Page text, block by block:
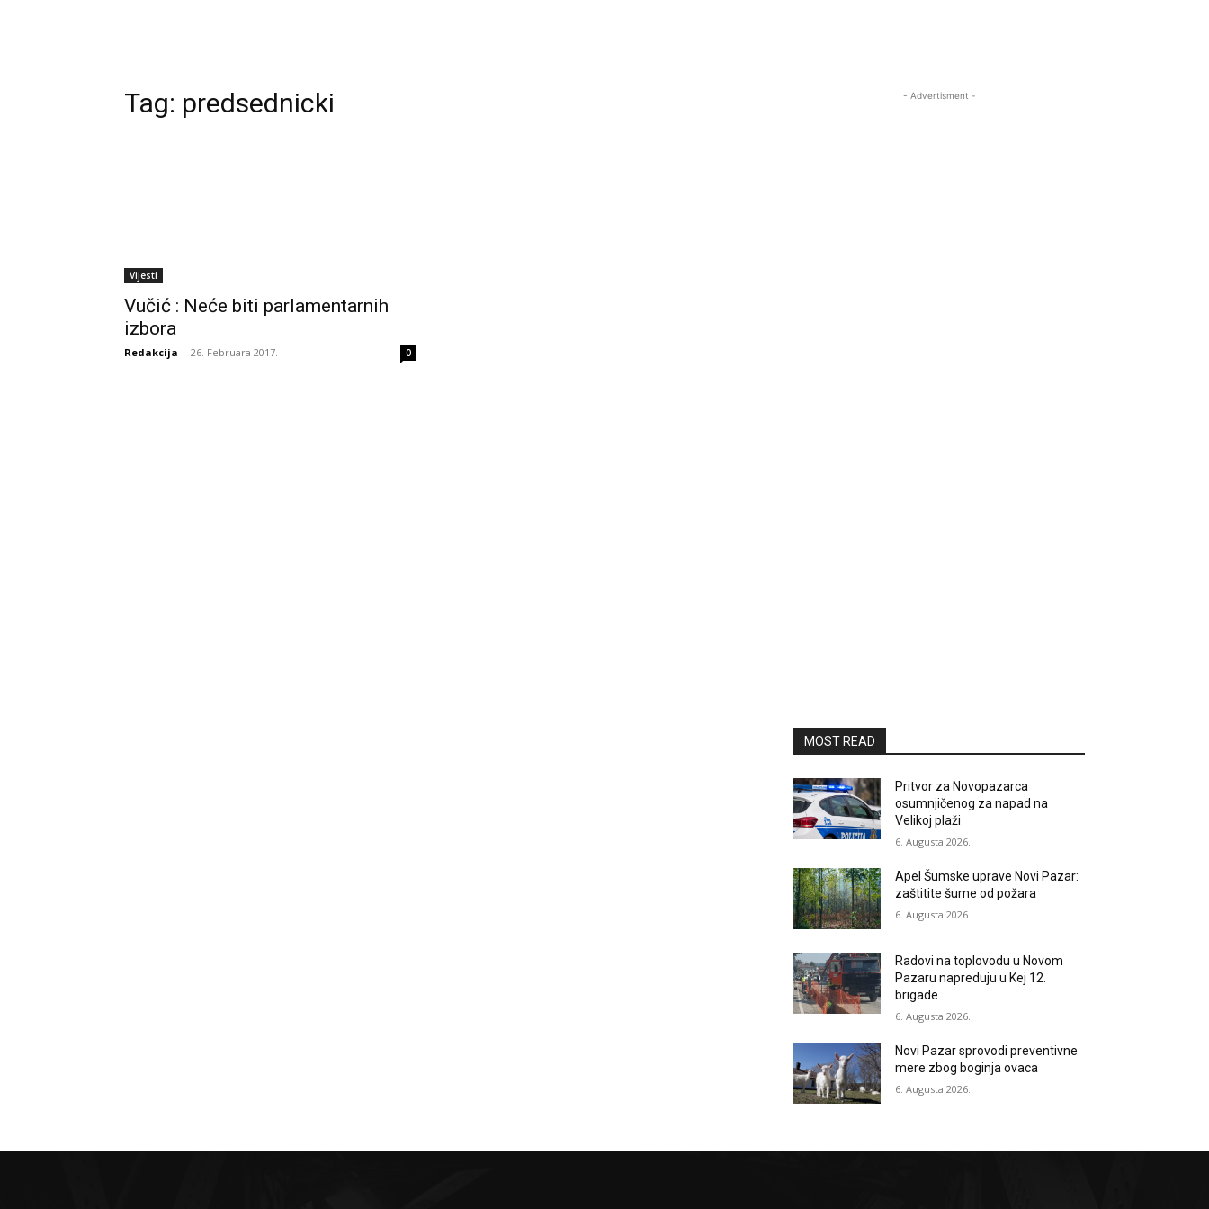
Tag: predsednicki
Vijesti
Vučić : Neće biti parlamentarnih
izbora
Redakcija - 26. Februara 2017. 0
- Advertisment -
MOST READ
Pritvor za Novopazarca
osumnjičenog za napad na
Velikoj plaži
6. Augusta 2026.
Apel Šumske uprave Novi Pazar:
zaštitite šume od požara
6. Augusta 2026.
Radovi na toplovodu u Novom
Pazaru napreduju u Kej 12.
brigade
6. Augusta 2026.
Novi Pazar sprovodi preventivne
mere zbog boginja ovaca
6. Augusta 2026.